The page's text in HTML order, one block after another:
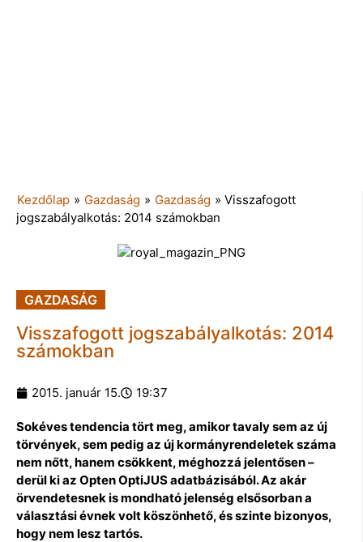
Kezdőlap » Gazdaság » Gazdaság » Visszafogott
jogszabályalkotás: 2014 számokban
GAZDASÁG
Visszafogott jogszabályalkotás: 2014
számokban
2015. január 15. 19:37
Sokéves tendencia tört meg, amikor tavaly sem az új
törvények, sem pedig az új kormányrendeletek száma
nem nőtt, hanem csökkent, méghozzá jelentősen –
derül ki az Opten OptiJUS adatbázisából. Az akár
örvendetesnek is mondható jelenség elsősorban a
választási évnek volt köszönhető, és szinte bizonyos,
hogy nem lesz tartós.